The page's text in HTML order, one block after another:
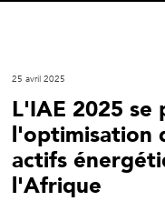
25 avril 2025
L'IAE 2025 se
l'optimisation
actifs
l'Afrique